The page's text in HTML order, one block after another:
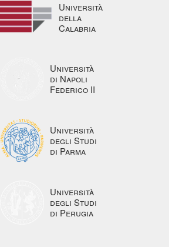
Università
della
Calabria
Università
di Napoli
Federico II
Università
degli Studi
di Parma
Università
degli Studi
di Perugia